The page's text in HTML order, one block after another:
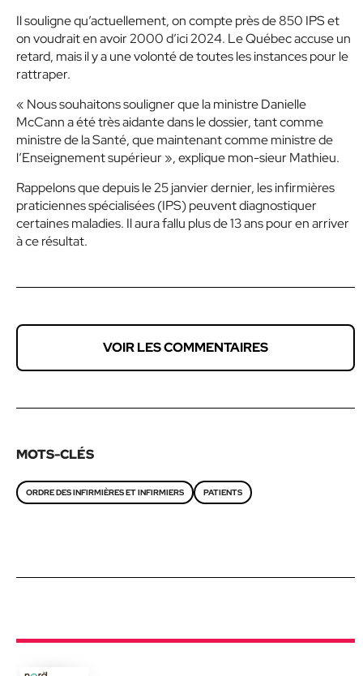
Il souligne qu’actuellement, on compte près de 850 IPS et
on voudrait en avoir 2000 d’ici 2024. Le Québec accuse un
retard, mais il y a une volonté de toutes les instancespour le
rattraper.
« Nous souhaitons souligner que la ministre Danielle
McCann a été très aidante dans le dossier, tant comme
ministre de la Santé, que maintenant comme ministre de
l’Enseignement supérieur », explique mon-sieur Mathieu.
Rappelons que depuis le 25 janvier dernier, les infirmières
praticiennes spécialisées (IPS) peuvent diagnostiquer
certaines maladies. Il aura fallu plus de 13 ans pour en arriver
à ce résultat.
VOIR LES COMMENTAIRES
MOTS-CLÉS
ORDRE DES INFIRMIÈRES ET INFIRMIERS PATIENTS